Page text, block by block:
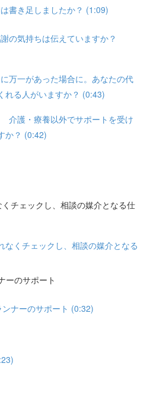
書き足しましたか？ (1:09)
の気持ちは伝えていますか？
万一があった場合に。あなたの代
れる人がいますか？ (0:43)
介護・療養以外でサポートを受け
か？ (0:42)
チェックし、相談の媒介となる仕
なくチェックし、相談の媒介となる
ーのサポート
ナーのサポート (0:32)